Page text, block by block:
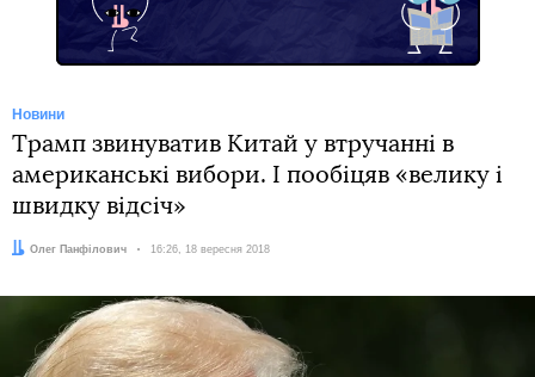
Новини
Трамп звинуватив Китай у втручанні в
американські вибори. І пообіцяв «велику і
швидку відсіч»
Автор:
Олег Панфілович Дата:
16:26, 18 вересня 2018